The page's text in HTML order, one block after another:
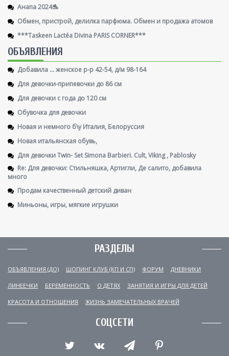
Анапа 2024🐬
Обмен, пристрой, делилка парфюма. Обмен и продажа атомов
***Taskeen Lactéa Divina PARIS CORNER***
ОБЪЯВЛЕНИЯ
Добавила ... женское р-р 42-54, д/м 98-164
Для девочки-припевочки до 86 см
Для девочки с года до 120 см
Обувочка для девочки
Новая и немного б\у Италия, Белоруссия
Новая итальянская обувь,
Для девочки Twin- Set Simona Barbieri. Cult, Viking , Pablosky
Re: Для девочки: Стильняшка, Артигли, Де салито, добавила
много
Продам качественный детский диван
Миньоны, игры, мягкие игрушки
РАЗДЕЛЫ
ОБЪЯВЛЕНИЯ (ДО) ШОПИНГ КЛУБ (КП И СП) ФОРУМ ДНЕВНИКИ
ЛИНЕЕЧКИ БЕРЕМЕННОСТЬ О ДЕТЯХ ЗАНЯТИЯ И ИГРЫ ДЛЯ ДЕТЕЙ
КРАСОТА И ОТНОШЕНИЯ ЖИЗНЬ ЗАМЕЧАТЕЛЬНЫХ ВРАЧЕЙ
СОЦСЕТИ